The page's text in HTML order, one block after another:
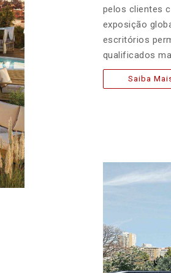
pelos clientes
exposição
escritórios
qualificados
Saiba